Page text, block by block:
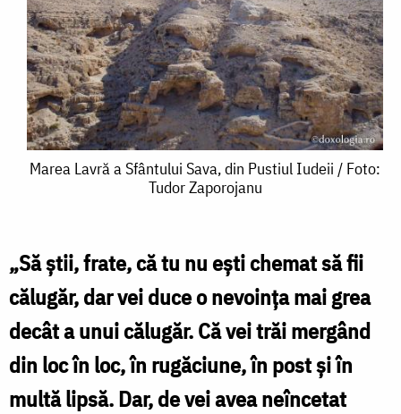
Marea
Sfântului
Sava,
din
Pustiul
Iudeii
Marea Lavră a Sfântului Sava, din Pustiul Iudeii / Foto:
Tudor Zaporojanu
„Să ştii, frate, că tu nu eşti chemat să fii
călugăr, dar vei duce o nevoinţa mai grea
decât a unui călugăr. Că vei trăi mergând
din loc în loc, în rugăciune, în post şi în
multă lipsă. Dar, de vei avea neîncetat